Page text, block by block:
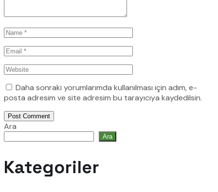
Daha sonraki yorumlarımda kullanılması için adım, e-
posta adresim ve site adresim bu tarayıcıya kaydedilsin.
Post Comment
Ara
Ara
Kategoriler